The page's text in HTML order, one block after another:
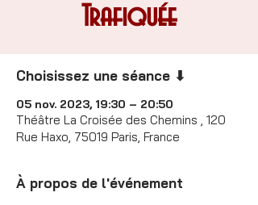
Trafiquée
Choisissez une séance ⬇
05 nov. 2023, 19:30 – 20:50
Théâtre La Croisée des Chemins , 120
Rue Haxo, 75019 Paris, France
À propos de l'événement